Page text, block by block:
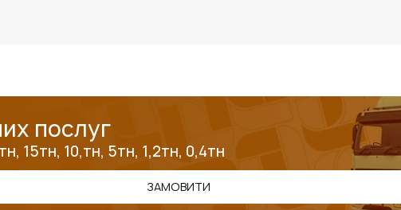
послуг
15тн, 10,тн, 5тн, 1,2тн, 0,4тн
ЗАМОВИТИ